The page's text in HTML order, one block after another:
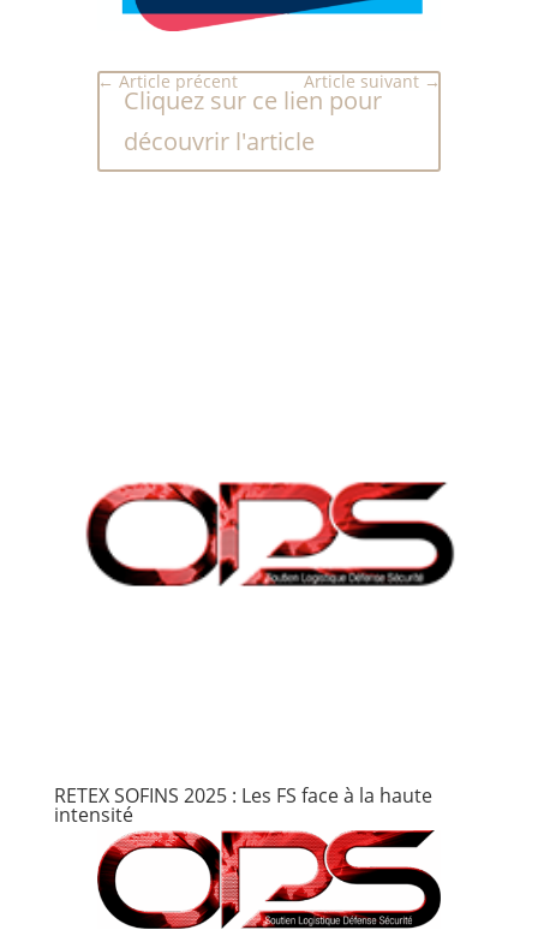
← Article précent Article suivant →
Cliquez sur ce lien pour
découvrir l'article
RETEX SOFINS 2025 : Les FS face à la haute
intensité